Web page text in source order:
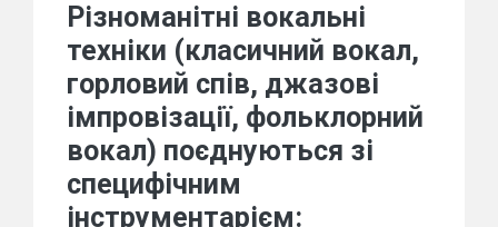
Різноманітні вокальні
техніки (класичний вокал,
горловий спів, джазові
імпровізації, фольклорний
вокал) поєднуються зі
специфічним
інструментарієм: